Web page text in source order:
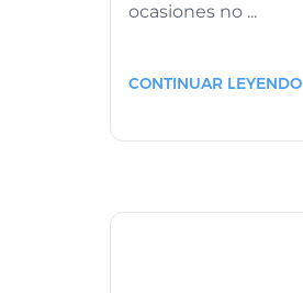
ocasiones no ...
CONTINUAR LEYENDO